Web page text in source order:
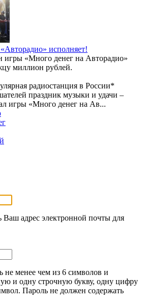
исполняет!
игры «Много денег на Авторадио»
миллион рублей.
радиостанция в России*
праздник музыки и удачи –
игры «Много денег на Ав...
Ваш адрес электронной почты для
не менее чем из 6 символов и
и одну строчную букву, одну цифру
Пароль не должен содержать